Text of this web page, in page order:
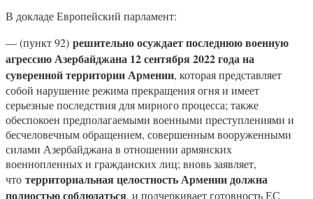
В докладе Европейский парламент:
— (пункт 92) решительно осуждает последнюю военную
агрессию Азербайджана 12 сентября 2022 года на
суверенной территории Армении, которая представляет
собой нарушение режима прекращения огня и имеет
серьезные последствия для мирного процесса; также
обеспокоен предполагаемыми военными преступлениями и
бесчеловечным обращением, совершенным вооруженными
силами Азербайджана в отношении армянских
военнопленных и гражданских лиц; вновь заявляет,
что территориальная целостность Армении должна
полностью соблюдаться, и подчеркивает готовность ЕС